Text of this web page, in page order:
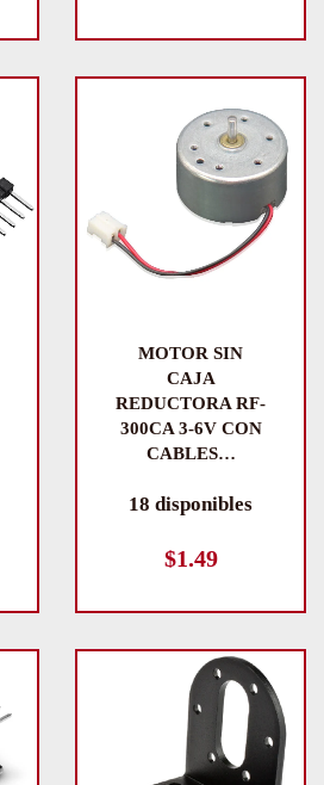
MOTOR SIN
CAJA
REDUCTORA RF-
300CA 3-6V CON
CABLES…
18 disponibles
$1.49